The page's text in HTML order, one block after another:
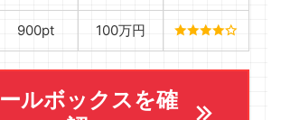
900pt 100万円
ルボックスを確